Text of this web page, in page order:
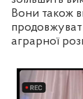
Вони також
аграрної